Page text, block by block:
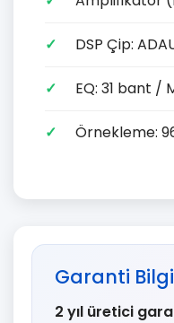
DSP Çip:
EQ: 31 bant /
Örnekleme:
Garanti
2 yıl üretici